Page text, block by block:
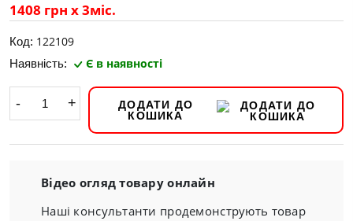
1408 грн х 3міс.
Код: 122109
Наявність: Є в наявності
- +
ДОДАТИ ДО
КОШИКА
Відео огляд товару онлайн
Наші консультанти продемонструють товар